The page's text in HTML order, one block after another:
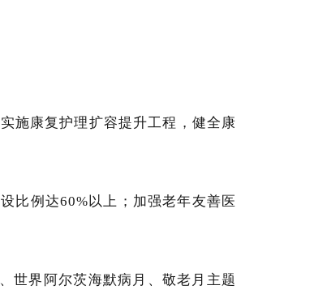
实施康复护理扩容提升工程，健全康
比例达60%以上；加强老年友善医
世界阿尔茨海默病月、敬老月主题